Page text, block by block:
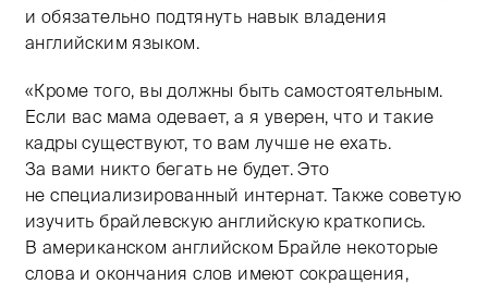
и обязательно подтянуть навык владения
английским языком.
«Кроме того, вы должны быть самостоятельным.
Если вас мама одевает, а я уверен, что и такие
кадры существуют, то вам лучше не ехать.
За вами никто бегать не будет. Это
не специализированный интернат. Также советую
изучить брайлевскую английскую краткопись.
В американском английском Брайле некоторые
слова и окончания слов имеют сокращения,